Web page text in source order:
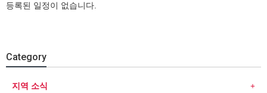
등록된 일정이 없습니다.
Category
지역 소식